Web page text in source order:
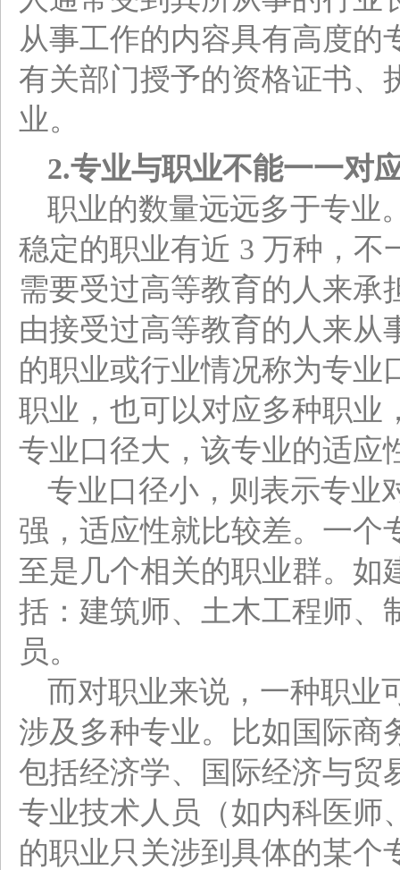
从事工作的内容具有高度的
有关部门授予的资格证书、
业。
2.专业与职业不能一一对
职业的数量远远多于专业
稳定的职业有近 3 万种，
需要受过高等教育的人来承
由接受过高等教育的人来从
的职业或行业情况称为专业
职业，也可以对应多种职业
专业口径大，该专业的适应
专业口径小，则表示专业
强，适应性就比较差。一个
至是几个相关的职业群。如
括：建筑师、土木工程师、
员。
而对职业来说，一种职业
涉及多种专业。比如国际商
包括经济学、国际经济与贸
专业技术人员（如内科医师
的职业只关涉到具体的某个